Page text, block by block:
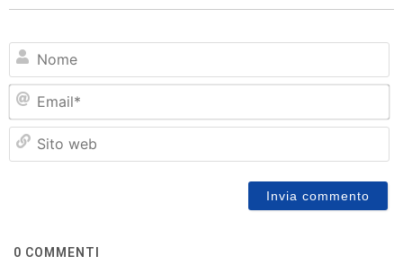
0 COMMENTI